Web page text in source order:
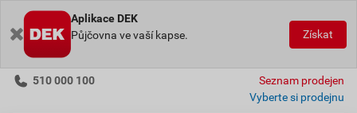
Aplikace DEK
Půjčovna ve vaší kapse.
Získat
510 000 100
Seznam prodejen
Vyberte si prodejnu